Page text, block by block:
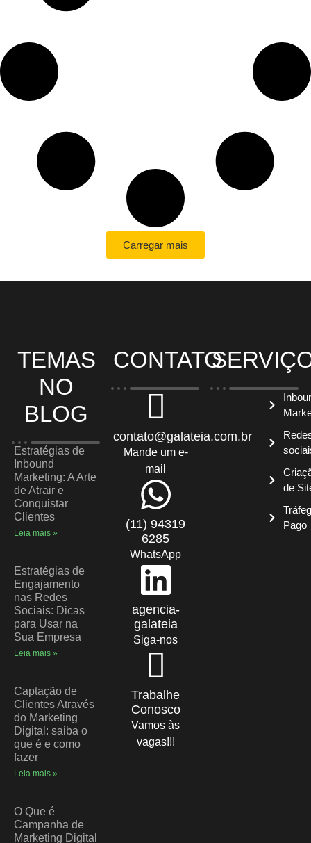
Carregar mais
TEMAS
NO
BLOG
Estratégias de
Inbound
Marketing: A Arte
de Atrair e
Conquistar
Clientes
Leia mais »
Estratégias de
Engajamento
nas Redes
Sociais: Dicas
para Usar na
Sua Empresa
Leia mais »
Captação de
Clientes Através
do Marketing
Digital: saiba o
que é e como
fazer
Leia mais »
O Que é
Campanha de
Marketing Digital
CONTATO
contato@galateia.com.br
Mande um e-
mail
(11) 94319
6285
WhatsApp
agencia-
galateia
Siga-nos
Trabalhe
Conosco
Vamos às
vagas!!!
de
Pago